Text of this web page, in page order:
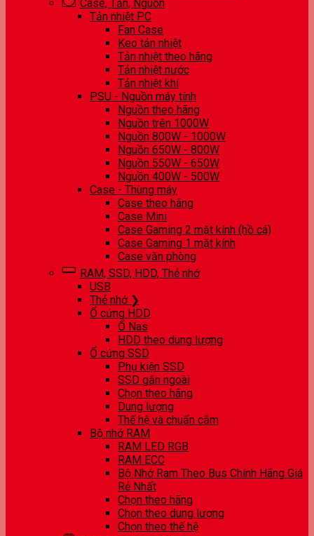
Case, Tản, Nguồn
Tản nhiệt PC
Fan Case
Keo tản nhiệt
Tản nhiệt theo hãng
Tản nhiệt nước
Tản nhiệt khí
PSU - Nguồn máy tính
Nguồn theo hãng
Nguồn trên 1000W
Nguồn 800W - 1000W
Nguồn 650W - 800W
Nguồn 550W - 650W
Nguồn 400W - 500W
Case - Thùng máy
Case theo hãng
Case Mini
Case Gaming 2 mặt kính (hồ cá)
Case Gaming 1 mặt kính
Case văn phòng
RAM, SSD, HDD, Thẻ nhớ
USB
Thẻ nhớ ❯
Ổ cứng HDD
Ổ Nas
HDD theo dung lượng
Ổ cứng SSD
Phụ kiện SSD
SSD gắn ngoài
Chọn theo hãng
Dung lượng
Thế hệ và chuẩn cắm
Bộ nhớ RAM
RAM LED RGB
RAM ECC
Bộ Nhớ Ram Theo Bus Chính Hãng Giá
Rẻ Nhất
Chọn theo hãng
Chọn theo dung lượng
Chọn theo thế hệ